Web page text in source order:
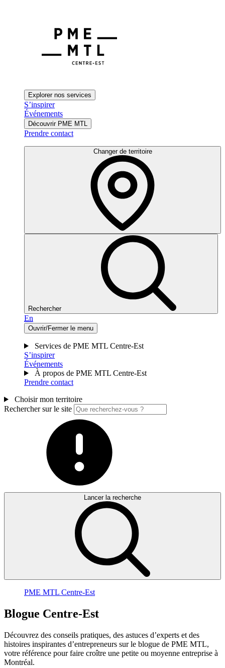
Explorer nos services
S’inspirer
Événements
Découvrir PME MTL
Prendre contact
Changer de territoire
Rechercher
En
Ouvrir/Fermer le menu
Services de PME MTL Centre-Est
S’inspirer
Événements
À propos de PME MTL Centre-Est
Prendre contact
Choisir mon territoire
Rechercher sur le site
Lancer la recherche
PME MTL Centre-Est
Blogue Centre-Est
Découvrez des conseils pratiques, des astuces d’experts et des
histoires inspirantes d’entrepreneurs sur le blogue de PME MTL,
votre référence pour faire croître une petite ou moyenne entreprise à
Montréal.